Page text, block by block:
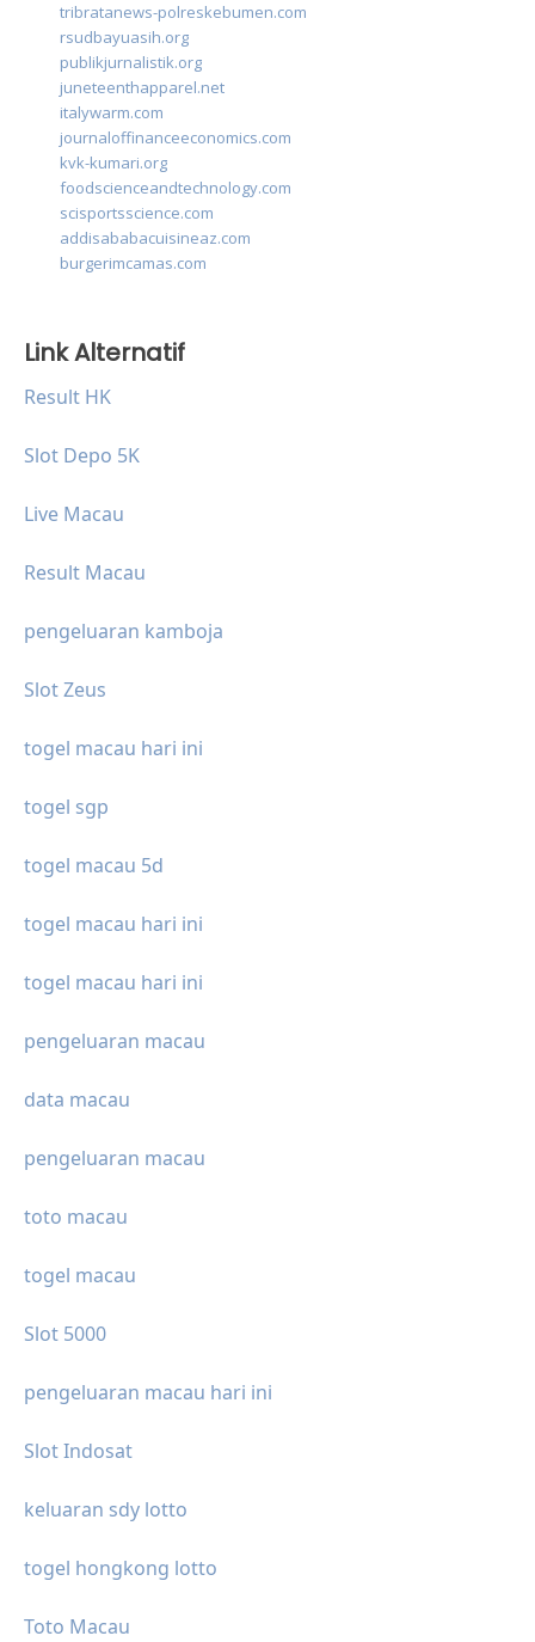
tribratanews-polreskebumen.com
rsudbayuasih.org
publikjurnalistik.org
juneteenthapparel.net
italywarm.com
journaloffinanceeconomics.com
kvk-kumari.org
foodscienceandtechnology.com
scisportsscience.com
addisababacuisineaz.com
burgerimcamas.com
Link Alternatif
Result HK
Slot Depo 5K
Live Macau
Result Macau
pengeluaran kamboja
Slot Zeus
togel macau hari ini
togel sgp
togel macau 5d
togel macau hari ini
togel macau hari ini
pengeluaran macau
data macau
pengeluaran macau
toto macau
togel macau
Slot 5000
pengeluaran macau hari ini
Slot Indosat
keluaran sdy lotto
togel hongkong lotto
Toto Macau